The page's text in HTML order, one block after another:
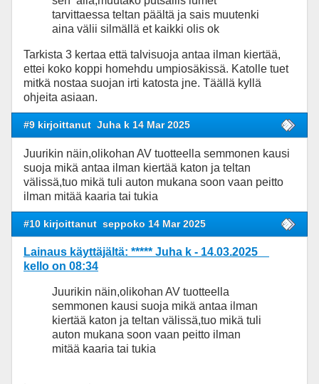
tarvittaessa teltan päältä ja sais muutenki
aina välii silmällä et kaikki olis ok
Tarkista 3 kertaa että talvisuoja antaa ilman kiertää,
ettei koko koppi homehdu umpiosäkissä. Katolle tuet
mitkä nostaa suojan irti katosta jne. Täällä kyllä
ohjeita asiaan.
#9 kirjoittanut Juha k 14 Mar 2025
Juurikin näin,olikohan AV tuotteella semmonen kausi
suoja mikä antaa ilman kiertää katon ja teltan
välissä,tuo mikä tuli auton mukana soon vaan peitto
ilman mitää kaaria tai tukia
#10 kirjoittanut seppoko 14 Mar 2025
Lainaus käyttäjältä: ***** Juha k - 14.03.2025
kello on 08:34
Juurikin näin,olikohan AV tuotteella
semmonen kausi suoja mikä antaa ilman
kiertää katon ja teltan välissä,tuo mikä tuli
auton mukana soon vaan peitto ilman
mitää kaaria tai tukia